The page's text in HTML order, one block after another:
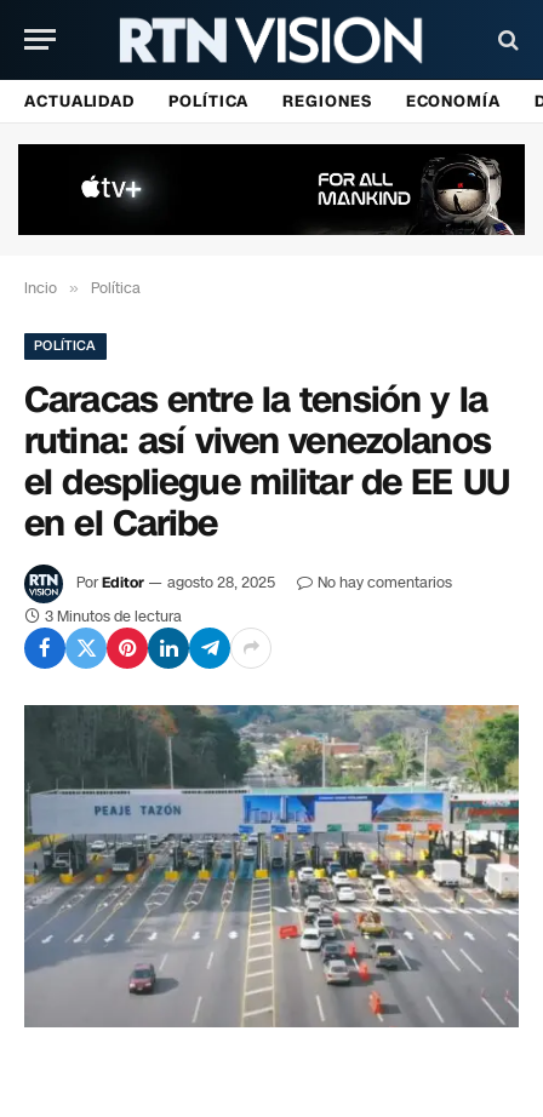
ACTUALIDAD POLÍTICA REGIONES ECONOMÍA
Incio » Política
POLÍTICA
Caracas entre la tensión y la
rutina: así viven venezolanos
el despliegue militar de EE UU
en el Caribe
PorEditor agosto 28, 2025
No hay comentarios
3 Minutos de lectura